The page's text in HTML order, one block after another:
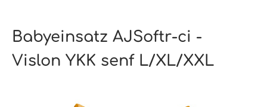
Babyeinsatz AJSoftr-ci -
Vislon YKK senf L/XL/XXL
Bildergalerie überspringen